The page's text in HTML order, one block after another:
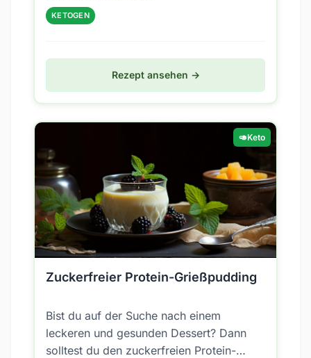
KETOGEN
Rezept ansehen →
🥑Keto
Zuckerfreier Protein-Grießpudding
Bist du auf der Suche nach einem
leckeren und gesunden Dessert? Dann
solltest du den zuckerfreien Protein-